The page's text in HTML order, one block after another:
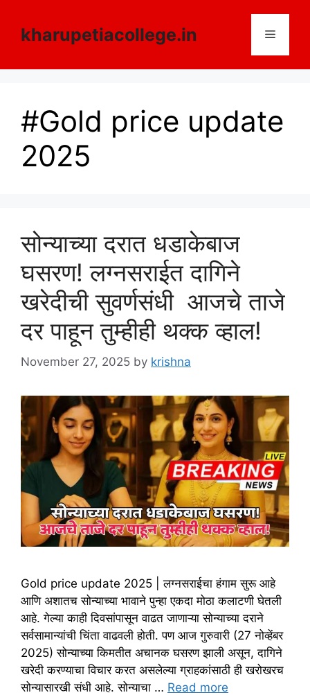
contentkharupetiacollege.in Menu
#Gold price update
2025
सोन्याच्या दरात धडाकेबाज
घसरण! लग्नसराईत दागिने
खरेदीची सुवर्णसंधी आजचे ताजे
दर पाहून तुम्हीही थक्क व्हाल!
November 27, 2025 by krishna
Gold price update 2025 | लग्नसराईचा हंगाम सुरू आहे
आणि अशातच सोन्याच्या भावाने पुन्हा एकदा मोठा कलाटणी घेतली
आहे. गेल्या काही दिवसांपासून वाढत जाणाऱ्या सोन्याच्या दराने
सर्वसामान्यांची चिंता वाढवली होती. पण आज गुरुवारी (27 नोव्हेंबर
2025) सोन्याच्या किमतीत अचानक घसरण झाली असून, दागिने
खरेदी करण्याचा विचार करत असलेल्या ग्राहकांसाठी ही खरोखरच
सोन्यासारखी संधी आहे. सोन्याचा … Read more